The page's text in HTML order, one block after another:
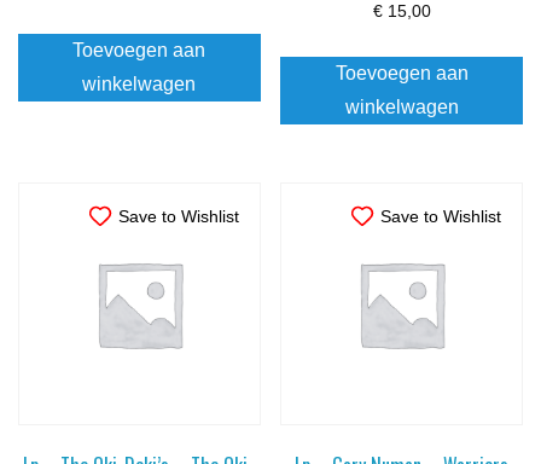
Toevoegen aan
winkelwagen
€15,00
Toevoegen aan
winkelwagen
Save to Wishlist Save to Wishlist